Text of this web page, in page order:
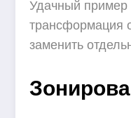
Удачный пример
трансформация
заменить